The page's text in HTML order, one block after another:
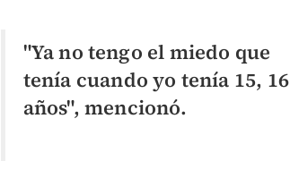
"Ya no tengo el miedo que
tenía cuando yo tenía 15, 16
años", mencionó.